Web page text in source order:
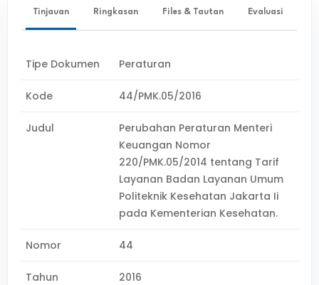
Tinjauan Ringkasan Files & Tautan Evaluasi
Tipe Dokumen Peraturan
Kode 44/PMK.05/2016
Judul
Perubahan Peraturan Menteri
Keuangan Nomor
220/PMK.05/2014 tentang Tarif
Layanan Badan Layanan Umum
Politeknik Kesehatan Jakarta Ii
pada Kementerian Kesehatan.
Nomor 44
Tahun 2016